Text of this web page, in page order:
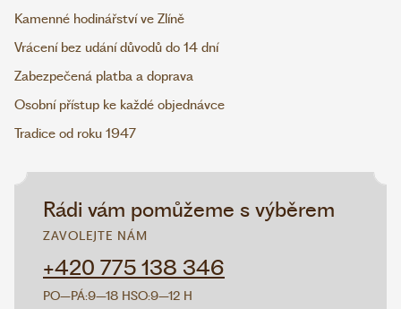
Rádi vám pomůžeme s výběrem
ZAVOLEJTE NÁM
+420 775 138 346
PO–PÁ:9–18 HSO:9–12 H
Kamenné hodinářství ve Zlíně
Vrácení bez udání důvodů do 14 dní
Zabezpečená platba a doprava
Osobní přístup ke každé objednávce
Tradice od roku 1947